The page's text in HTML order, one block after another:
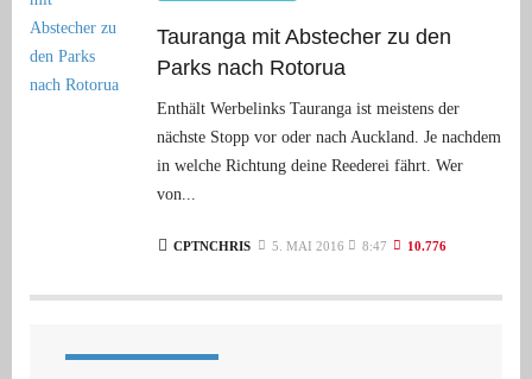
Tauranga mit Abstecher zu den
Parks nach Rotorua
Enthält Werbelinks Tauranga ist meistens der
nächste Stopp vor oder nach Auckland. Je nachdem
in welche Richtung deine Reederei fährt. Wer
von...
CPTNCHRIS 5. MAI 2016 8:47 10.776